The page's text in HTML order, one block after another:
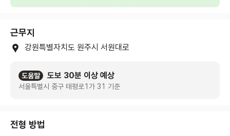
근무지
강원특별자치도 원주시 서원대로
도움말 도보 30분 이상 예상
서울특별시 중구 태평로1가 31 기준
전형 방법